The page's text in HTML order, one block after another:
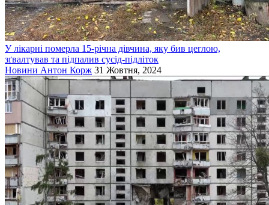
У лікарні померла 15-річна дівчина, яку бив цеглою,
зґвалтував та підпалив сусід-підліток
Новини Антон Корж 31 Жовтня, 2024